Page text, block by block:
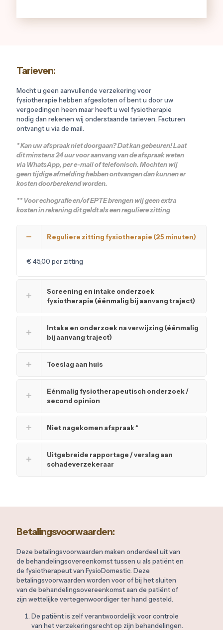
Tarieven:
Mocht u geen aanvullende verzekering voor
fysiotherapie hebben afgesloten of bent u door uw
vergoedingen heen maar heeft u wel fysiotherapie
nodig dan rekenen wij onderstaande tarieven. Facturen
ontvangt u via de mail.
* Kan uw afspraak niet doorgaan? Dat kan gebeuren! Laat
dit minstens 24 uur voor aanvang van de afspraak weten
via WhatsApp, per e-mail of telefonisch. Mochten wij
geen tijdige afmelding hebben ontvangen dan kunnen er
kosten doorberekend worden.
** Voor echografie en/of EPTE brengen wij geen extra
kosten in rekening dit geldt als een reguliere zitting
Reguliere zitting fysiotherapie (25 minuten)
€ 45,00 per zitting
Screening en intake onderzoek
fysiotherapie (éénmalig bij aanvang traject)
Intake en onderzoek na verwijzing (éénmalig
bij aanvang traject)
Toeslag aan huis
Eénmalig fysiotherapeutisch onderzoek /
second opinion
Niet nagekomen afspraak *
Uitgebreide rapportage / verslag aan
schadeverzekeraar
Betalingsvoorwaarden:
Deze betalingsvoorwaarden maken onderdeel uit van
de behandelingsovereenkomst tussen u als patiënt en
de fysiotherapeut van FysioDomestic. Deze
betalingsvoorwaarden worden voor of bij het sluiten
van de behandelingsovereenkomst aan de patiënt of
zijn wettelijke vertegenwoordiger ter hand gesteld.
De patiënt is zelf verantwoordelijk voor controle
van het verzekeringsrecht op zijn behandelingen.